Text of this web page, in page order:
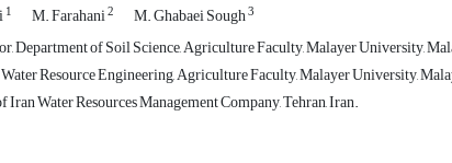
1 M. Farahani2 M. Ghabaei Sough3
Department of Soil Science, Agriculture Faculty, Malayer University,
Resource Engineering, Agriculture Faculty, Malayer University,
Water Resources Management Company, Tehran, Iran.